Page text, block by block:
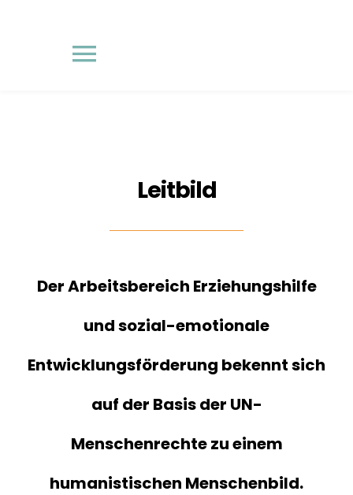
Toggle
FORSCHUNGSPROJEKTE
Leitbild
Der Arbeitsbereich Erziehungshilfe
und sozial-emotionale
Entwicklungsförderung bekennt sich
auf der Basis der UN-
Menschenrechte zu einem
humanistischen Menschenbild.